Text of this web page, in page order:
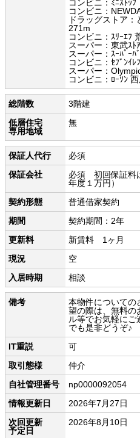
コンビニ：ﾐﾆｽﾄｯ
コンビニ：
ドラッグストア
271m
コンビニ：ｽﾘｰｴﾌ
スーパー：東武ｽ
スーパー：ｽｰﾊﾟｰ
コンビニ：ｾﾌﾞﾝｲ
スーパー：
コンビニ：ﾛｰｿﾝ
総階数
3階建
低層住宅
専用地域
無
保証人代行
必須
保証会社
必須 初回保証料
年度１万円）
契約形態
普通借家契約
期間
契約期間：2年
更新料
新賃料 1ヶ月
現況
空
入居時期
相談
備考
本物件についての
望の際は、無料の
ル等でお気軽にご
でも是非どうぞ♪
IT重説
可
取引態様
仲介
自社管理番号
np0000092054
情報更新日
2026年7月27日
次回更新
予定日
2026年8月10日